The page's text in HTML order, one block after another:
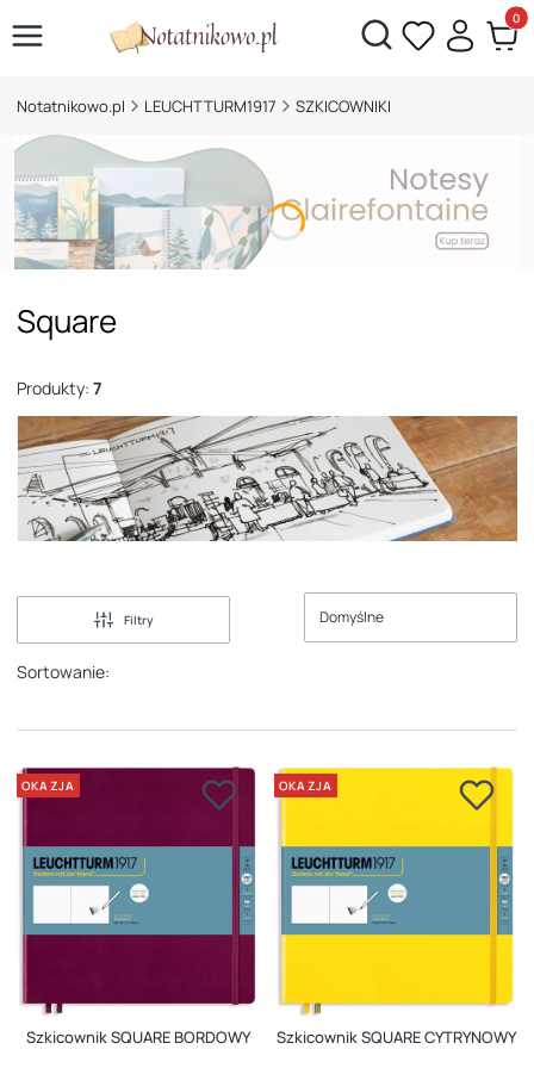
Otwórz wyszukiwarkę
Notatnikowo.pl LEUCHTTURM1917 SZKICOWNIKI
Square
Produkty: 7
Filtry
Sortowanie:
Domyślne
OKAZJA
Szkicownik SQUARE BORDOWY
OKAZJA
Szkicownik SQUARE CYTRYNOWY